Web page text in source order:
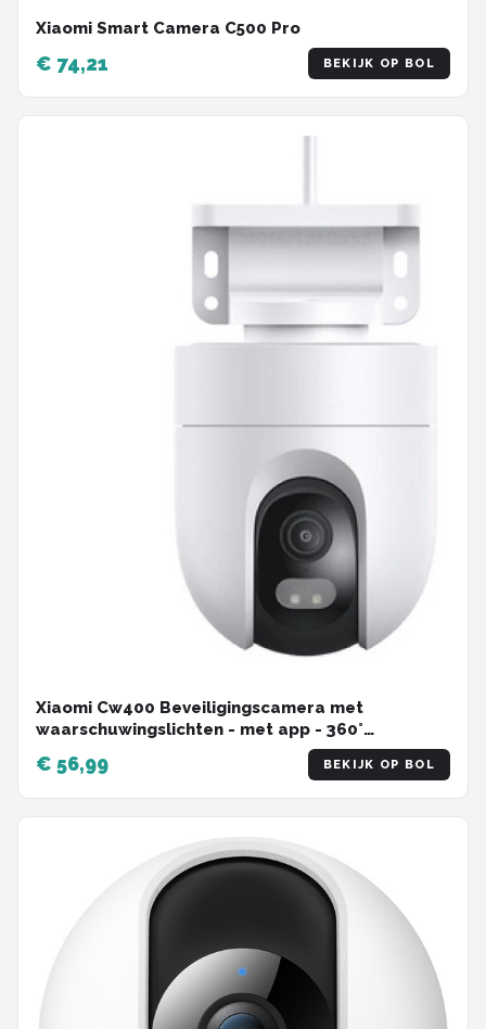
Xiaomi Smart Camera C500 Pro
€ 74,21 BEKIJK OP BOL
Xiaomi Cw400 Beveiligingscamera met
waarschuwingslichten - met app - 360°
€ 56,99 BEKIJK OP BOL